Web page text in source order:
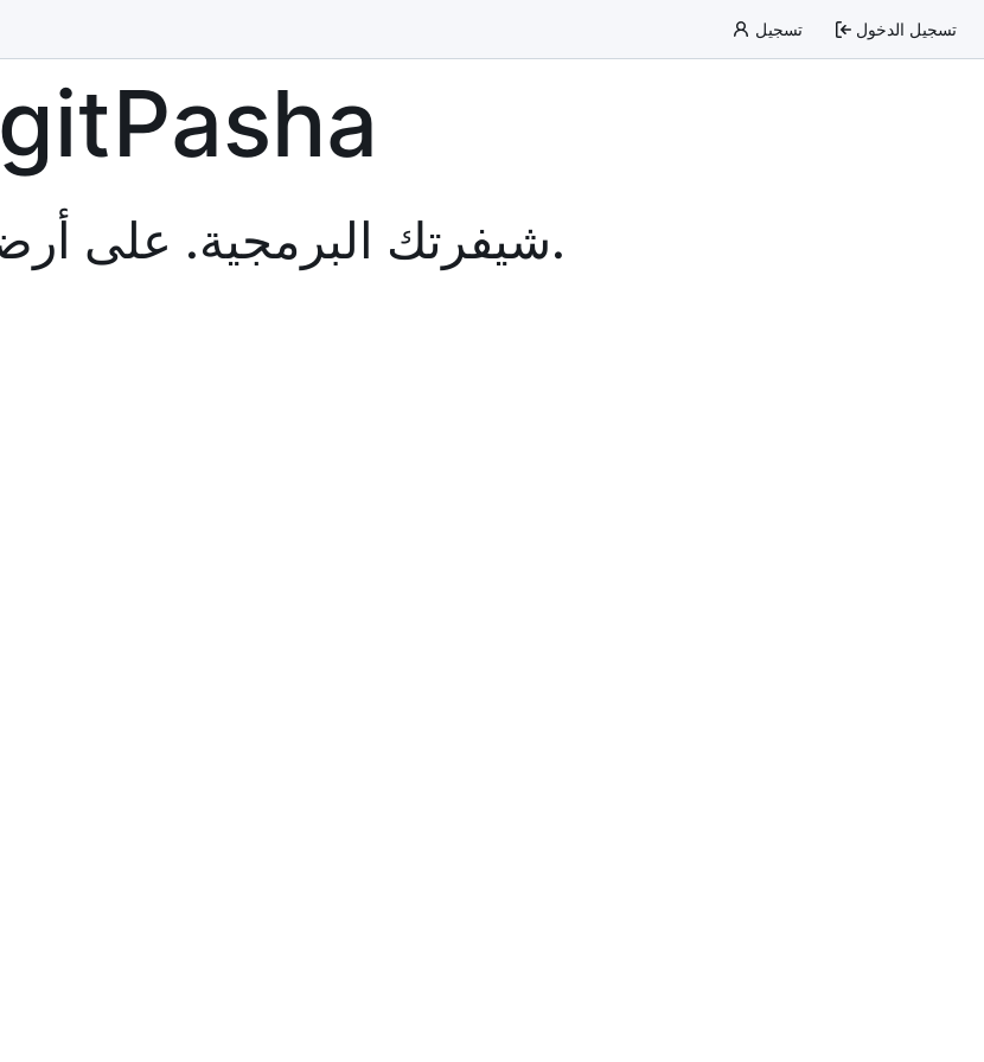
تسجيل تسجيل الدخول
gitPasha
شيفرتك البرمجية. على أرضك. بلغتك.